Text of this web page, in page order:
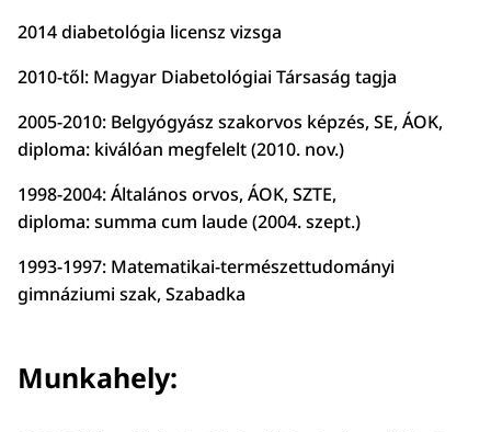
2014 diabetológia licensz vizsga
2010-től: Magyar Diabetológiai Társaság tagja
2005-2010: Belgyógyász szakorvos képzés, SE, ÁOK,
diploma: kiválóan megfelelt (2010. nov.)
1998-2004: Általános orvos, ÁOK, SZTE,
diploma: summa cum laude (2004. szept.)
1993-1997: Matematikai-természettudományi
gimnáziumi szak, Szabadka
Munkahely: